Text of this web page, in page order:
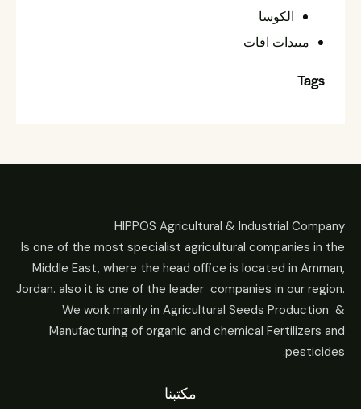
الكوسا
مبيدات افات
Tags
HIPPOS Agricultural & Industrial Company
Is one of the most specialist agricultural companies in the
Middle East, where the head office is located in Amman,
Jordan. also it is one of the leader companies in our region.
We work mainly in Agricultural Seeds Production &
Manufacturing of organic and chemical Fertilizers and
pesticides.
مكتبنا